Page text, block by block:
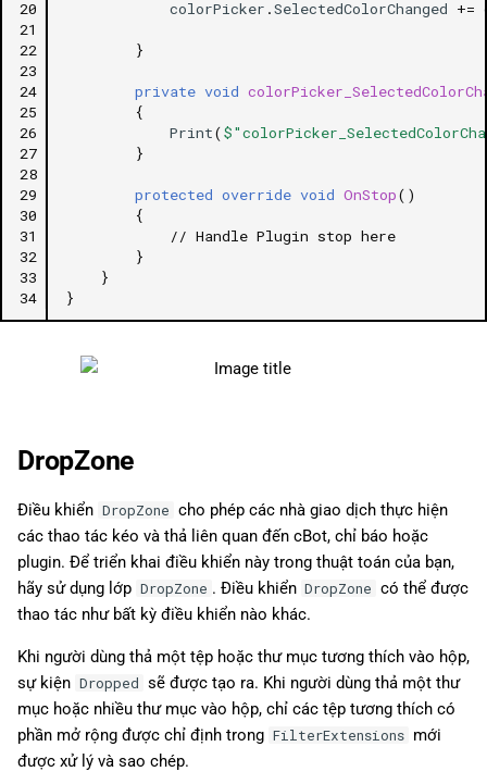
20
21
22
23
24
25
26
27
28
29
30
31
32
33
34
colorPicker .SelectedColorChanged +=
}
private void
{
Print(
}
protected override void OnStop()
{
// Handle Plugin stop here
}
}
}
DropZone
Điều khiển DropZone cho phép các nhà giao dịch thực hiện
các thao tác kéo và thả liên quan đến cBot, chỉ báo hoặc
plugin. Để triển khai điều khiển này trong thuật toán của bạn,
hãy sử dụng lớp DropZone . Điều khiển DropZone có thể được
thao tác như bất kỳ điều khiển nào khác.
Khi người dùng thả một tệp hoặc thư mục tương thích vào hộp,
sự kiện Dropped sẽ được tạo ra. Khi người dùng thả một thư
mục hoặc nhiều thư mục vào hộp, chỉ các tệp tương thích có
phần mở rộng được chỉ định trong FilterExtensions mới
được xử lý và sao chép.